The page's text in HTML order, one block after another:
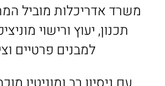
משרד אדריכלות מוביל
תכנון, יעוץ ורישוי
למבנים פרטיים